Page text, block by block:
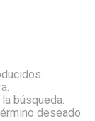
búsqueda.
deseado.